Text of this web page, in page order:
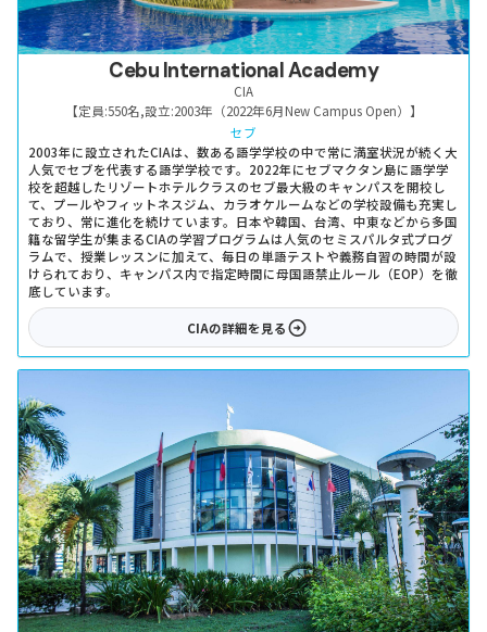
Cebu International Academy
CIA
【定員:550名,設立:2003年（2022年6月New Campus Open） 】
セブ
2003年に設立されたCIAは、数ある語学学校の中で常に満室状況が続く大
人気でセブを代表する語学学校です。2022年にセブマクタン島に語学学
校を超越したリゾートホテルクラスのセブ最大級のキャンパスを開校し
て、プールやフィットネスジム、カラオケルームなどの学校設備も充実し
ており、常に進化を続けています。日本や韓国、台湾、中東などから多国
籍な留学生が集まるCIAの学習プログラムは人気のセミスパルタ式プログ
ラムで、授業レッスンに加えて、毎日の単語テストや義務自習の時間が設
けられており、キャンパス内で指定時間に母国語禁止ルール（EOP）を徹
底しています。
CIAの詳細を見る